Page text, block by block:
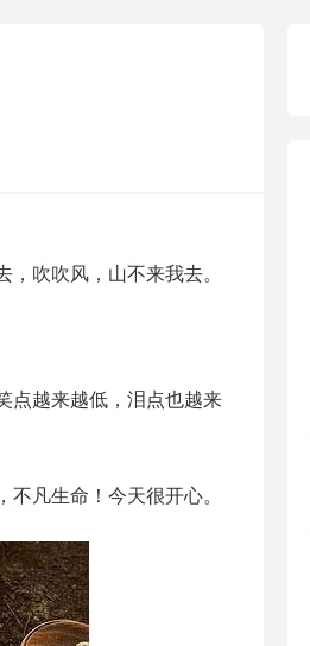
吹吹风，山不来我去。
点越来越低，泪点也越来
凡生命！今天很开心。